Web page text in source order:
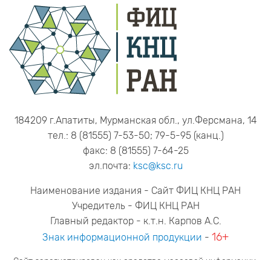
184209 г.Апатиты, Мурманская обл., ул.Ферсмана, 14
тел.: 8 (81555) 7-53-50; 79-5-95 (канц.)
факс: 8 (81555) 7-64-25
эл.почта: ksc@ksc.ru
Наименование издания - Сайт ФИЦ КНЦ РАН
Учредитель - ФИЦ КНЦ РАН
Главный редактор - к.т.н. Карпов А.С.
Знак информационной продукции - 16+